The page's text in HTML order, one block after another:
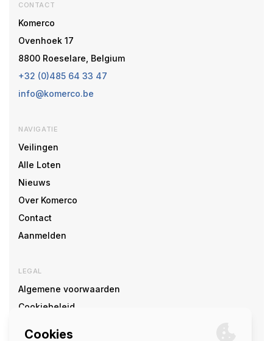
CONTACT
Komerco
Ovenhoek 17
8800 Roeselare, Belgium
+32 (0)485 64 33 47
info@komerco.be
NAVIGATIE
Veilingen
Alle Loten
Nieuws
Over Komerco
Contact
Aanmelden
LEGAL
Algemene voorwaarden
Cookiebeleid